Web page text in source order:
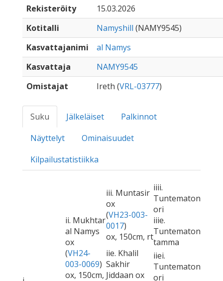
Rekisteröity
15.03.2026
Kotitalli
Namyshill (NAMY9545)
Kasvattajanimi
al Namys
Kasvattaja
NAMY9545
Omistajat
Ireth (VRL-03777)
Suku Jälkeläiset
Palkinnot
Näyttelyt
Ominaisuudet
Kilpailustatistiikka
ii. Mukhtar
al Namys
ox
(VH24-
003-0069)
ox, 150cm,
iii. Muntasir
ox
(VH23-003-
0017)
ox, 150cm, rt
iiii.
Tuntematon
ori
iiie.
Tuntematon
tamma
iie. Khalil
Sakhir
Jiddaan ox
iiei.
Tuntematon
ori